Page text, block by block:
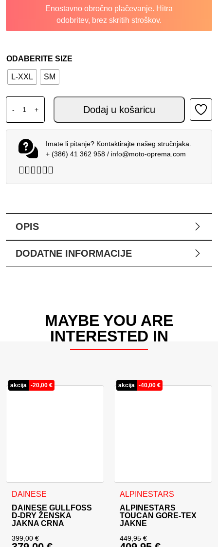
Enostavno obročno plačevanje. Hitra
odobritev, brez skritih stroškov.
ODABERITE SIZE
L-XXL SM
-
ALPINESTARS LJETNE ČARAPE ZA TURISTE BIJELE
+ Dodaj u košaricu
Imate li pitanje? Kontaktirajte našeg stručnjaka.
+ (386) 41 362 958/ info@moto-oprema.com
OPIS
DODATNE INFORMACIJE
MAYBE YOU ARE
INTERESTED IN
akcija -20,00 €
DAINESE
DAINESE GULLFOSS
D-DRY ŽENSKA
JAKNA CRNA
399,00€
Ovaj proizvod ima više varijanti. Opcije se mogu odabrati
akcija -40,00 €
ALPINESTARS
ALPINESTARS
TOUCAN GORE-TEX
JAKNE
449,95€
Ovaj proizvod ima više